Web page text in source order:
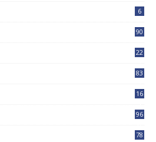
6
90
22
83
16
96
78